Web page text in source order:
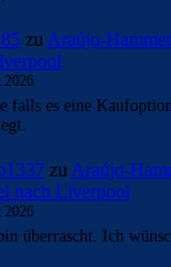
- Anzeige -
KOMMENTARE